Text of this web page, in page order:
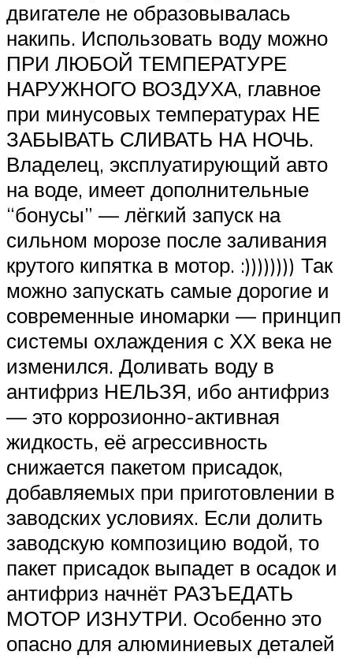
двигателе не образовывалась
накипь. Использовать воду можно
ПРИ ЛЮБОЙ ТЕМПЕРАТУРЕ
НАРУЖНОГО ВОЗДУХА, главное
при минусовых температурах НЕ
ЗАБЫВАТЬ СЛИВАТЬ НА НОЧЬ.
Владелец, эксплуатирующий авто
на воде, имеет дополнительные
“бонусы” — лёгкий запуск на
сильном морозе после заливания
крутого кипятка в мотор. :)))))))) Так
можно запускать самые дорогие и
современные иномарки — принцип
системы охлаждения с ХХ века не
изменился. Доливать воду в
антифриз НЕЛЬЗЯ, ибо антифриз
— это коррозионно-активная
жидкость, её агрессивность
снижается пакетом присадок,
добавляемых при приготовлении в
заводских условиях. Если долить
заводскую композицию водой, то
пакет присадок выпадет в осадок и
антифриз начнёт РАЗЪЕДАТЬ
МОТОР ИЗНУТРИ. Особенно это
опасно для алюминиевых деталей